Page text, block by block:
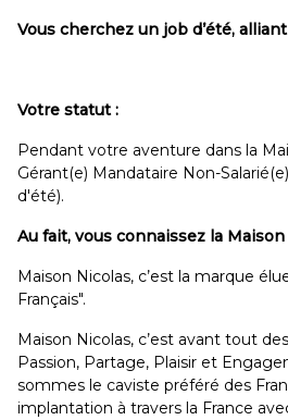
Vous cherchez un job d’été,
Votre statut :
Pendant votre aventure dans la
Gérant(e) Mandataire Non-
d'été).
Au fait, vous connaissez la
Maison Nicolas, c’est la marque
Français".
Maison Nicolas, c’est avant tout
Passion, Partage, Plaisir et
sommes le caviste préféré des
implantation à travers la France